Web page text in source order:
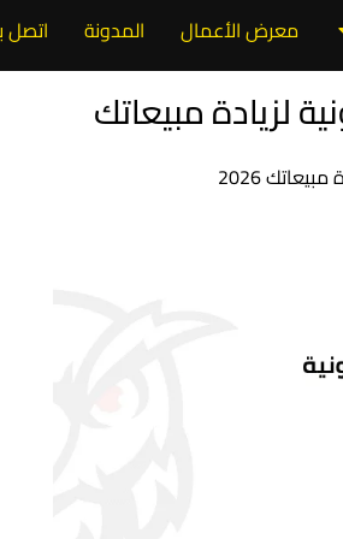
معرض الأعمال المدونة اتصل
لزيادة مبيعاتك